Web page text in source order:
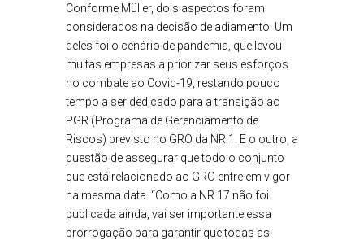
Conforme Müller, dois aspectos foram
considerados na decisão de adiamento. Um
deles foi o cenário de pandemia, que levou
muitas empresas a priorizar seus esforços
no combate ao Covid-19, restando pouco
tempo a ser dedicado para a transição ao
PGR (Programa de Gerenciamento de
Riscos) previsto no GRO da NR 1. E o outro, a
questão de assegurar que todo o conjunto
que está relacionado ao GRO entre em vigor
na mesma data. “Como a NR 17 não foi
publicada ainda, vai ser importante essa
prorrogação para garantir que todas as